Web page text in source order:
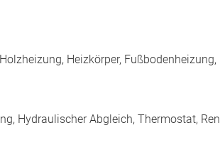
Heizkörper, Fußbodenheizung,
Hydraulischer Abgleich, Thermostat,